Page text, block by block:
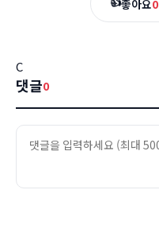
좋아요0
C
댓글0